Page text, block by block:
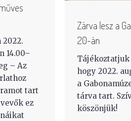
14.00–
– Az
tart
ez
Zárva lesz a
20-án
hogy 2022.
a
tárva tart.
köszönjük!